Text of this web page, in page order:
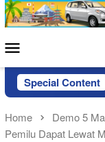
Skip
to
Menu
Special Content
Home
Demo 5
Pemilu Dapat Lewat